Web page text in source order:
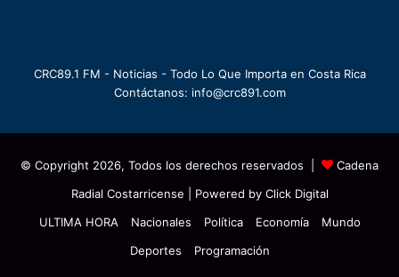
CRC89.1 FM - Noticias - Todo Lo Que Importa en Costa Rica
Contáctanos: info@crc891.com
© Copyright 2026, Todos los derechos reservados |
Cadena
Radial Costarricense | Powered by Click Digital
ULTIMA HORA
Nacionales Política Economía
Mundo
Deportes
Programación